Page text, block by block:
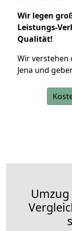
Wir legen
Leistungs-
Qualität!
Wir verstehen
Jena und
Umzug